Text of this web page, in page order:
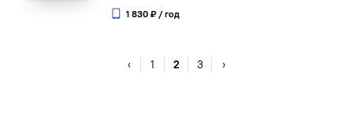
1 830 ₽ / год
‹ 1 2 3 ›